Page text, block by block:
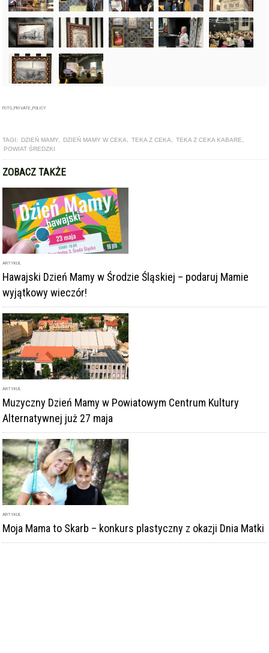
FOTO_PRIVATE_POLICY
TAGI: DZIEŃ MAMY DZIEŃ MAMY W CEKA TEKA Z CEKA TEKA Z CEKA KABARE
POWIAT ŚREDZKI
ZOBACZ TAKŻE
ARTYKUŁ
Hawajski Dzień Mamy w Środzie Śląskiej – podaruj Mamie
wyjątkowy wieczór!
ARTYKUŁ
Muzyczny Dzień Mamy w Powiatowym Centrum Kultury
Alternatywnej już 27 maja
ARTYKUŁ
Moja Mama to Skarb – konkurs plastyczny z okazji Dnia Matki